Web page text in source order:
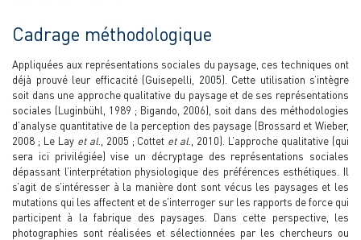
Cadrage méthodologique
Appliquées aux représentations sociales du paysage, ces techniques ont
déjà prouvé leur efficacité (Guisepelli, 2005). Cette utilisation s’intègre
soit dans une approche qualitative du paysage et de ses représentations
sociales (Luginbühl, 1989 ; Bigando, 2006), soit dans des méthodologies
d’analyse quantitative de la perception des paysage (Brossard et Wieber,
2008 ; Le Lay et al., 2005 ; Cottet et al., 2010). L’approche qualitative (qui
sera ici privilégiée) vise un décryptage des représentations sociales
dépassant l’interprétation physiologique des préférences esthétiques. Il
s’agit de s’intéresser à la manière dont sont vécus les paysages et les
mutations qui les affectent et de s’interroger sur les rapports de force qui
participent à la fabrique des paysages. Dans cette perspective, les
photographies sont réalisées et sélectionnées par les chercheurs ou